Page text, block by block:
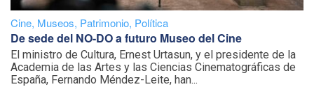
Cine, Museos, Patrimonio, Política
De sede del NO-DO a futuro Museo del Cine
El ministro de Cultura, Ernest Urtasun, y el presidente de la
Academia de las Artes y las Ciencias Cinematográficas de
España, Fernando Méndez-Leite, han...